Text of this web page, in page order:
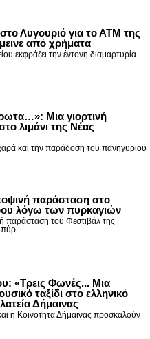
Λυγουριό για το ΑΤΜ της
από χρήματα
εκφράζει την έντονη διαμαρτυρία
Μια γιορτινή
λιμάνι της Νέας
και την παράδοση του πανηγυριού
παράσταση στο
λόγω των πυρκαγιών
παράσταση του Φεστιβάλ της
«Τρεις Φωνές... Μια
ταξίδι στο ελληνικό
Δήμαινας
η Κοινότητα Δήμαινας προσκαλούν